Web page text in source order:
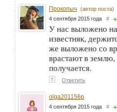
Прокопыч (автор поста)
4 сентября 2015 года # +
У нас выложено
известняк,
же выложено со
врастают в землю,
получается.
↑ Ответить
olga201156p
4 сентября 2015 года # +